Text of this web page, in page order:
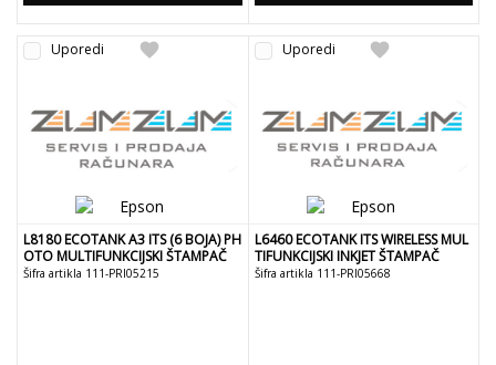
favorite
Uporedi
L8180 ECOTANK A3 ITS (6 BOJA) PH
OTO MULTIFUNKCIJSKI ŠTAMPAČ
Šifra artikla 111-PRI05215
favorite
Uporedi
L6460 ECOTANK ITS WIRELESS MUL
TIFUNKCIJSKI INKJET ŠTAMPAČ
Šifra artikla 111-PRI05668